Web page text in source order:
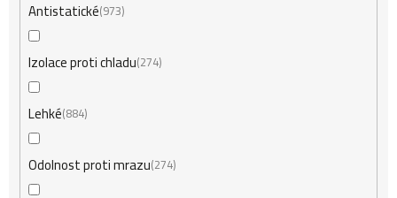
Antistatické 973
Izolace proti chladu 274
Lehké 884
Odolnost proti mrazu 274